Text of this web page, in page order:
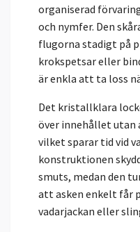
organiserad
och nymfer. Den
flugorna stadigt på
krokspetsar eller
är enkla att ta loss
Det kristallklara
över innehållet utan
vilket sparar tid vid
konstruktionen
smuts, medan den
att asken enkelt får
vadarjackan eller